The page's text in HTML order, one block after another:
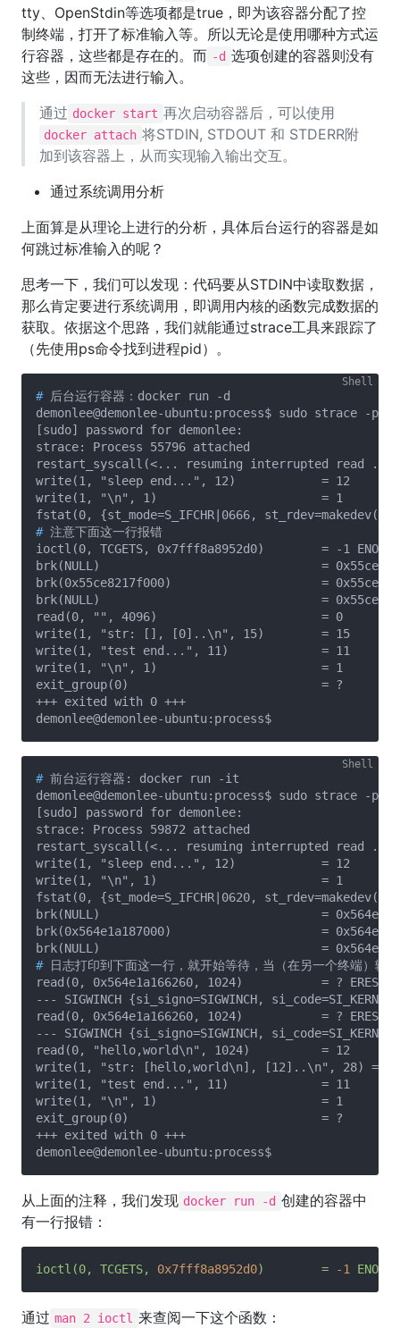
tty、OpenStdin等选项都是true，即为该容器分配了控
制终端，打开了标准输入等。所以无论是使用哪种方式运
行容器，这些都是存在的。而 -d 选项创建的容器则没有
这些，因而无法进行输入。
通过 docker start 再次启动容器后，可以使用
docker attach 将STDIN, STDOUT 和 STDERR附
加到该容器上，从而实现输入输出交互。
通过系统调用分析
上面算是从理论上进行的分析，具体后台运行的容器是如
何跳过标准输入的呢？
思考一下，我们可以发现：代码要从STDIN中读取数据，
那么肯定要进行系统调用，即调用内核的函数完成数据的
获取。依据这个思路，我们就能通过strace工具来跟踪了
（先使用ps命令找到进程pid）。
# 后台运行容器：docker run -d
demonlee@demonlee-ubuntu:process$ sudo strace -p
[sudo] password for demonlee:
strace: Process 55796 attached
restart_syscall(<... resuming interrupted read
write(1, "sleep end...", 12)            = 12
write(1, "\n", 1)                       = 1
# 注意下面这一行报错
ioctl(0, TCGETS, 0x7fff8a8952d0)        = -1
brk(NULL)                               =
brk(0x55ce8217f000)                     =
brk(NULL)                               =
read(0, "", 4096)                       = 0
write(1, "str: [], [0]..\n", 15)        = 15
write(1, "test end...", 11)             = 11
write(1, "\n", 1)                       = 1
exit_group(0)                           = ?
+++ exited with 0 +++
# 前台运行容器: docker run -it
demonlee@demonlee-ubuntu:process$ sudo strace -p
[sudo] password for demonlee:
strace: Process 59872 attached
restart_syscall(<... resuming interrupted read
write(1, "sleep end...", 12)            = 12
write(1, "\n", 1)                       = 1
fstat(0, {st_mode=S_IFCHR|0620,
brk(NULL)                               =
brk(0x564e1a187000)                     =
# 日志打印到下面这一行，就开始等待，当（在另一个终端）
read(0, 0x564e1a166260, 1024)           = ?
--- SIGWINCH {si_signo=SIGWINCH,
read(0, 0x564e1a166260, 1024)           = ?
--- SIGWINCH {si_signo=SIGWINCH,
read(0, "hello,world\n", 1024)          = 12
write(1, "str: [hello,world\n], [12]..\n", 28) = 28
write(1, "test end...", 11)             = 11
write(1, "\n", 1)                       = 1
exit_group(0)                           = ?
+++ exited with 0 +++
从上面的注释，我们发现 docker run -d 创建的容器中
有一行报错：
ioctl(0, TCGETS, 0x7fff8a8952d0) = -1 ENOTTY
通过 man 2 ioctl 来查阅一下这个函数：